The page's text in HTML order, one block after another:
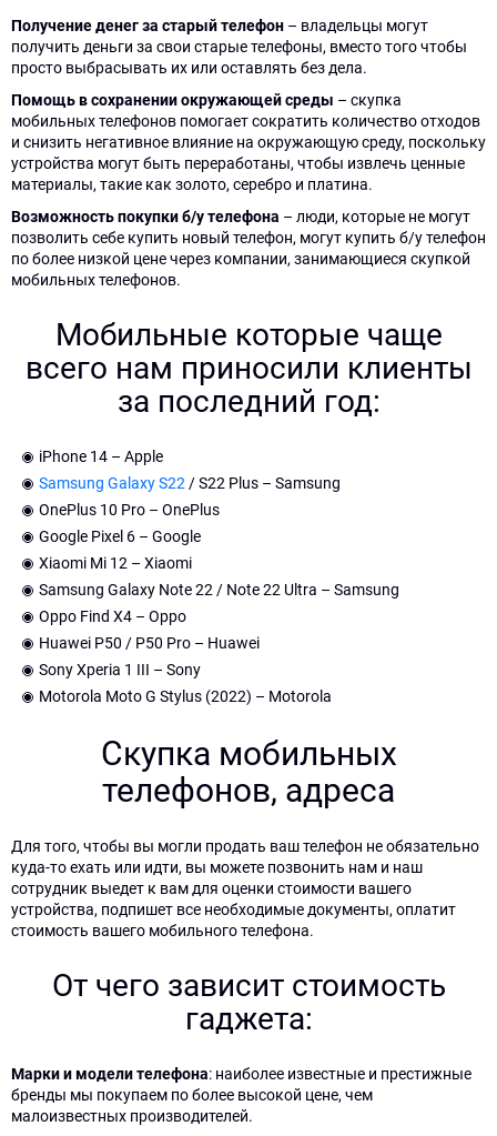
Получение денег за старый телефон – владельцы могут
получить деньги за свои старые телефоны, вместо того чтобы
просто выбрасывать их или оставлять без дела.
Помощь в сохранении окружающей среды – скупка
мобильных телефонов помогает сократить количество отходов
и снизить негативное влияние на окружающую среду, поскольку
устройства могут быть переработаны, чтобы извлечь ценные
материалы, такие как золото, серебро и платина.
Возможность покупки б/у телефона – люди, которые не могут
позволить себе купить новый телефон, могут купить б/у телефон
по более низкой цене через компании, занимающиеся скупкой
мобильных телефонов.
Мобильные которые чаще
всего нам приносили клиенты
за последний год:
iPhone 14 – Apple
Samsung Galaxy S22/ S22 Plus – Samsung
OnePlus 10 Pro – OnePlus
Google Pixel 6 – Google
Xiaomi Mi 12 – Xiaomi
Samsung Galaxy Note 22 / Note 22 Ultra – Samsung
Oppo Find X4 – Oppo
Huawei P50 / P50 Pro – Huawei
Sony Xperia 1 III – Sony
Motorola Moto G Stylus (2022) – Motorola
Скупка мобильных
телефонов, адреса
Для того, чтобы вы могли продать ваш телефон не обязательно
куда-то ехать или идти, вы можете позвонить нам и наш
сотрудник выедет к вам для оценки стоимости вашего
устройства, подпишет все необходимые документы, оплатит
стоимость вашего мобильного телефона.
От чего зависит стоимость
гаджета:
Марки и модели телефона: наиболее известные и престижные
бренды мы покупаем по более высокой цене, чем
малоизвестных производителей.
×
форму
и
мы
свяжемся!
Телефон
отправки
формы
отключите
данный
квадратик
"Отправить",
даю
×
форму
и
мы
свяжемся!
Телефон
отправки
формы
отключите
данный
квадратик
"Узнать
цену",
×
Ваша
заявка
принята!
менеджер
в
время!
×
404.
Форма
не
необходимо
над
отправки.